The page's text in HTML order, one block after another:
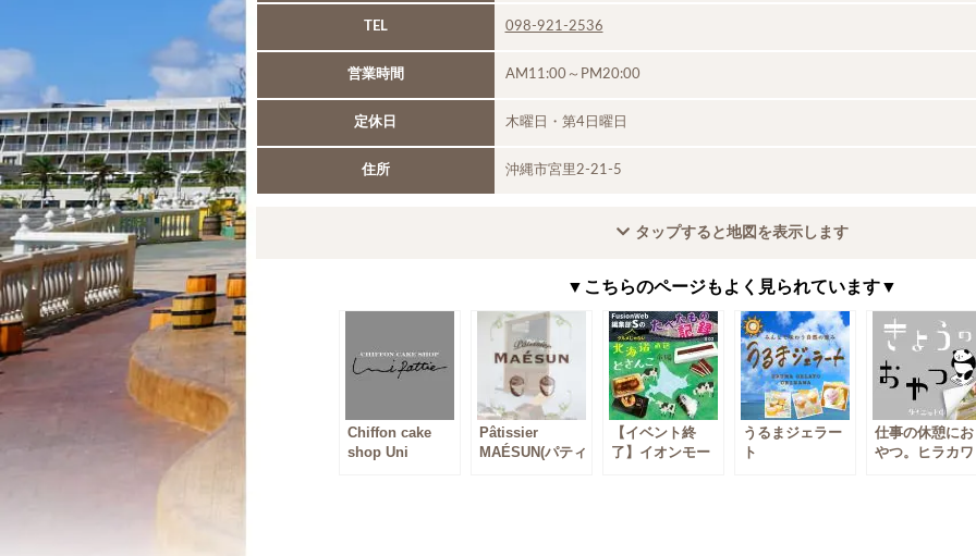
TEL 098-921-2536
営業時間 AM11:00～PM20:00
定休日 木曜日・第4日曜日
住所 沖縄市宮里2-21-5
タップすると地図を表示します
▼こちらのページもよく見られています▼
Chiffon cake
shop Uni
Pâtissier
MAÉSUN(パティ
【イベント終
了】イオンモー
うるまジェラー
ト
仕事の休憩にお
やつ。ヒラカワ